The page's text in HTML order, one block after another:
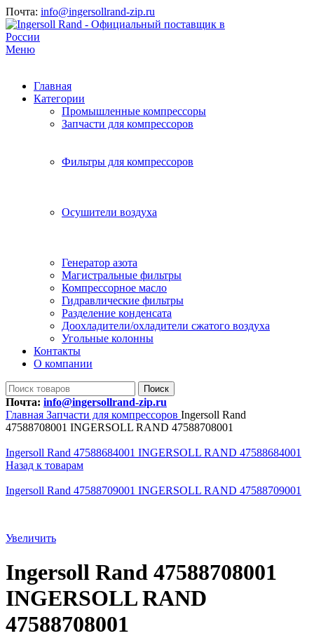
Почта: info@ingersollrand-zip.ru
Меню
Главная
Категории
Промышленные компрессоры
Запчасти для компрессоров
Фильтры для компрессоров
Осушители воздуха
Генератор азота
Магистральные фильтры
Компрессорное масло
Гидравлические фильтры
Разделение конденсата
Доохладители/охладители сжатого воздуха
Угольные колонны
Контакты
О компании
Поиск
Почта: info@ingersollrand-zip.ru
Главная Запчасти для компрессоров Ingersoll Rand
47588708001 INGERSOLL RAND 47588708001
Ingersoll Rand 47588684001 INGERSOLL RAND 47588684001
Назад к товарам
Ingersoll Rand 47588709001 INGERSOLL RAND 47588709001
Увеличить
Ingersoll Rand 47588708001
INGERSOLL RAND
47588708001